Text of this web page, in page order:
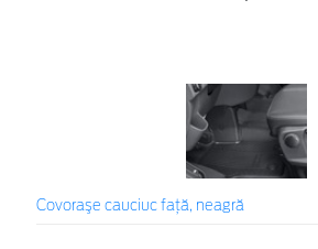
Covoraşe cauciuc faţă, neagră